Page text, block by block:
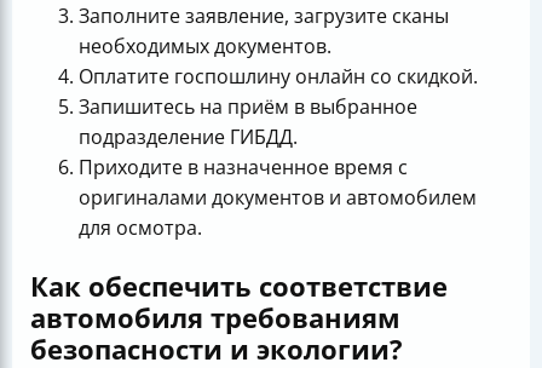
Заполните заявление, загрузите сканы
необходимых документов.
Оплатите госпошлину онлайн со скидкой.
Запишитесь на приём в выбранное
подразделение ГИБДД.
Приходите в назначенное время с
оригиналами документов и автомобилем
для осмотра.
Как обеспечить соответствие
автомобиля требованиям
безопасности и экологии?